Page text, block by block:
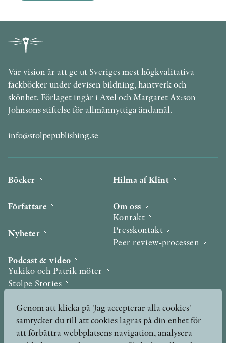
Vår vision är att ge ut Sveriges mest högkvalitativa
fackböcker under devisen bildning, hantverk och
skönhet. Förlaget ingår i Axel och Margaret Ax:son
Johnsons stiftelse för allmännyttiga ändamål.
info@stolpepublishing.se
Böcker
Författare
Nyheter
Podcast & video
Yukiko och Patrik möter
Stolpe Stories
Utmärkelser & Format
Utmärkelser
Hilma af Klint
Om oss
Kontakt
Presskontakt
Peer review-processen
Genom att klicka på 'Jag accepterar alla cookies'
samtycker du till att cookies lagras på din enhet för
att förbättra webbplatsens navigation, analysera